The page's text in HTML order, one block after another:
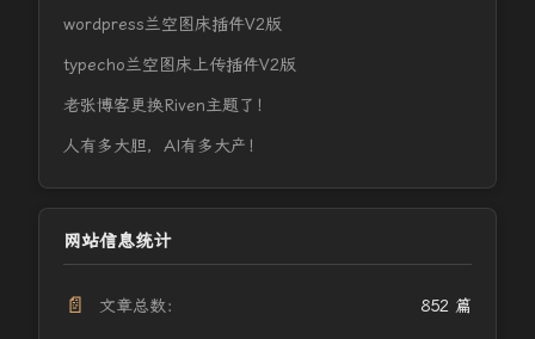
wordpress兰空图床插件V2版
typecho兰空图床上传插件V2版
老张博客更换Riven主题了！
人有多大胆，AI有多大产！
网站信息统计
📄 文章总数： 852 篇